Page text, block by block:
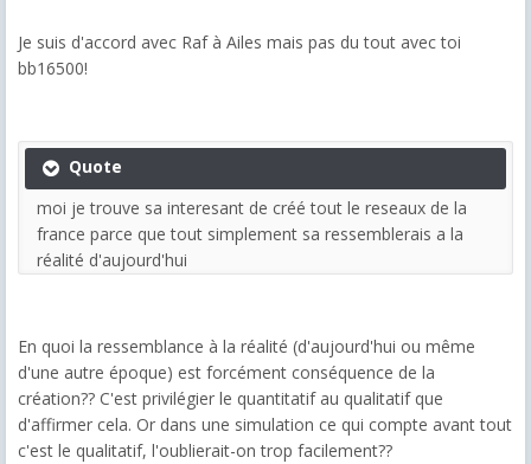
Je suis d'accord avec Raf à Ailes mais pas du tout avec toi
bb16500!
Quote
moi je trouve sa interesant de créé tout le reseaux de la
france parce que tout simplement sa ressemblerais a la
réalité d'aujourd'hui
En quoi la ressemblance à la réalité (d'aujourd'hui ou même
d'une autre époque) est forcément conséquence de la
création?? C'est privilégier le quantitatif au qualitatif que
d'affirmer cela. Or dans une simulation ce qui compte avant tout
c'est le qualitatif, l'oublierait-on trop facilement??